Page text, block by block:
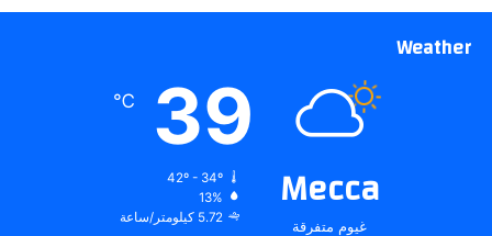
Weather
Mecca
غيوم متفرقة
39
℃
42º - 34º
13%
5.72 كيلومتر/ساعة